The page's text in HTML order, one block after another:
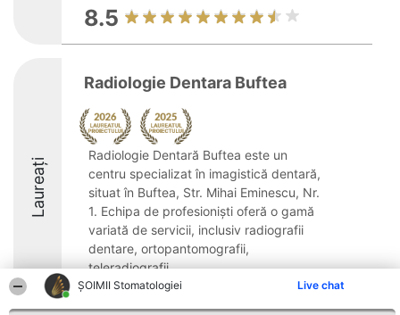
ȘOIMII Stomatologiei Live chat
8.5
Laureați
Radiologie Dentara Buftea
Radiologie Dentară Buftea este un
centru specializat în imagistică dentară,
situat în Buftea, Str. Mihai Eminescu, Nr.
1. Echipa de profesioniști oferă o gamă
variată de servicii, inclusiv radiografii
dentare, ortopantomografii,
teleradiografii, ...
8.5